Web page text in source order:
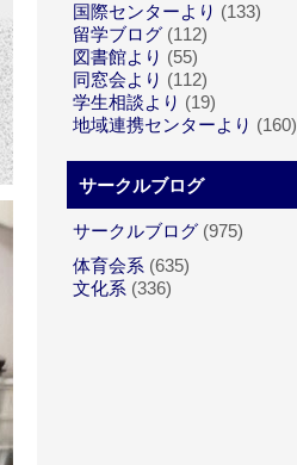
国際センターより (133)
留学ブログ (112)
図書館より (55)
同窓会より (112)
学生相談より (19)
地域連携センターより (160)
サークルブログ
サークルブログ (975)
体育会系 (635)
文化系 (336)